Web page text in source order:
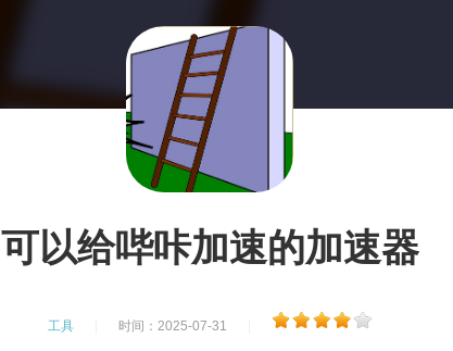
可以给哔咔加速的加速器
工具 时间：2025-07-31